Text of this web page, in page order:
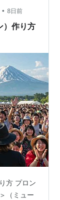
• 8日前
）作り方
方 プロン
（ミュー